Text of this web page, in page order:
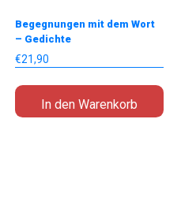
Begegnungen mit dem Wort
– Gedichte
€21,90
In den Warenkorb